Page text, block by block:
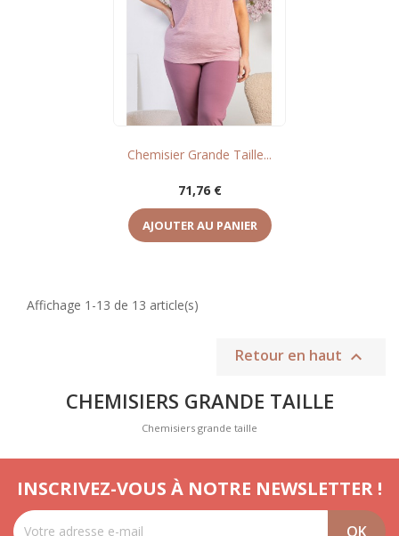
Chemisier Grande Taille...
Prix
71,76 €
AJOUTER AU PANIER
Affichage 1-13 de 13 article(s)
Retour en haut 
CHEMISIERS GRANDE TAILLE
Chemisiers grande taille
INSCRIVEZ-VOUS À NOTRE NEWSLETTER !